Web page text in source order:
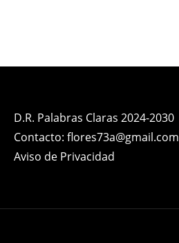
D.R. Palabras Claras 2024-2030
Contacto: flores73a@gmail.com
Aviso de Privacidad